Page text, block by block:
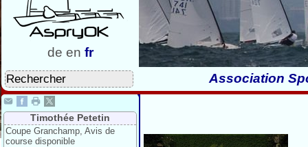
de en fr
Association
Timothée Petetin
Coupe Granchamp, Avis de
course disponible